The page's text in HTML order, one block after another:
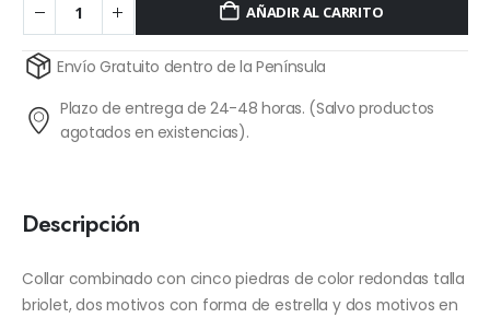
AÑADIR AL CARRITO
Alternative:
Envío Gratuito dentro de la Península
Plazo de entrega de 24-48 horas. (Salvo productos
agotados en existencias).
Descripción
Collar combinado con cinco piedras de color redondas talla
briolet, dos motivos con forma de estrella y dos motivos en